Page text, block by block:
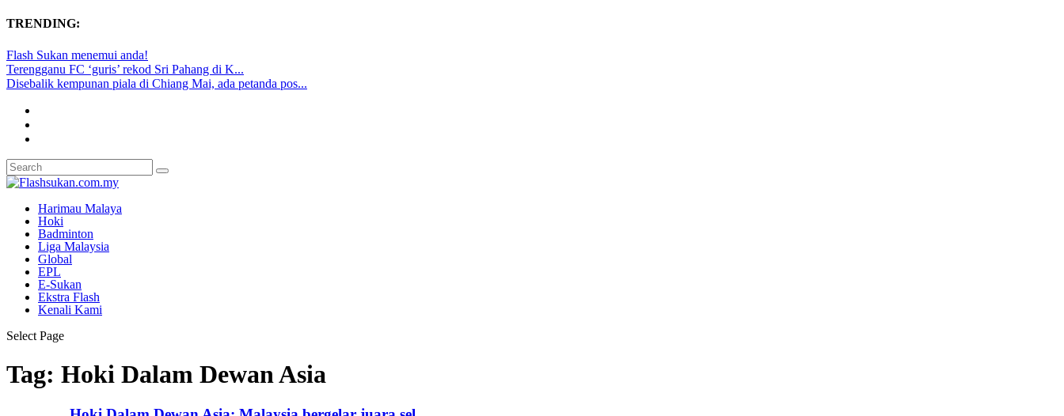
TRENDING:
Flash Sukan menemui anda!
Terengganu FC ‘guris’ rekod Sri Pahang di K...
Disebalik kempunan piala di Chiang Mai, ada petanda pos...
Harimau Malaya
Hoki
Badminton
Liga Malaysia
Global
EPL
E-Sukan
Ekstra Flash
Kenali Kami
Select Page
Tag: Hoki Dalam Dewan Asia